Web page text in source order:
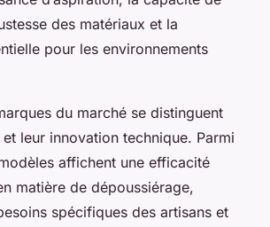
des matériaux et la
pour les environnements
du marché se distinguent
leur innovation technique. Parmi
affichent une efficacité
matière de dépoussiérage,
spécifiques des artisans et